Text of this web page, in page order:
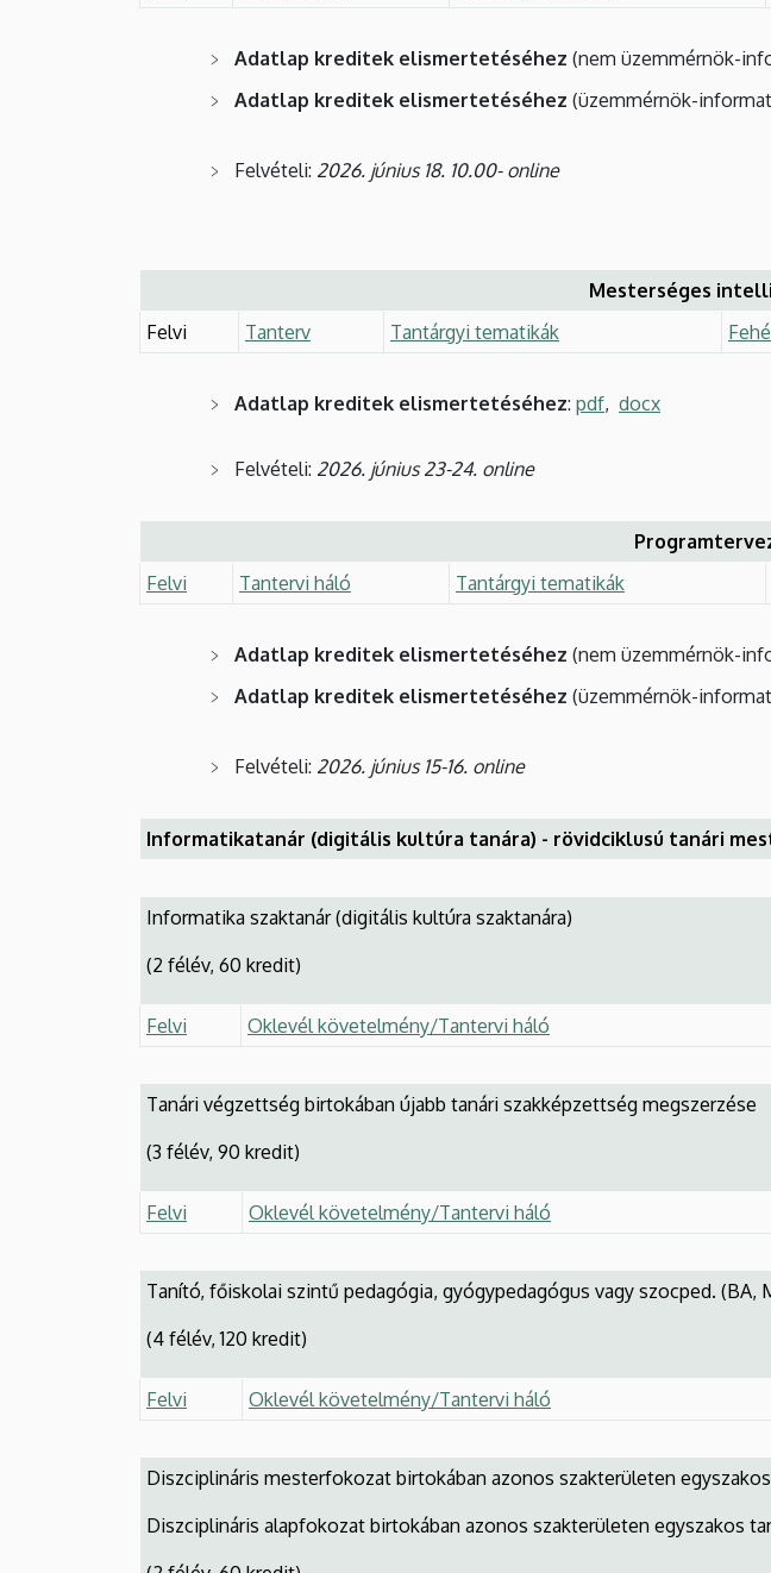
Adatlap kreditek elismertetéséhez (nem üzemmérnök-
Adatlap kreditek elismertetéséhez (üzemmérnök-
Felvételi: 2026. június 18. 10.00- online
Mesterséges
Felvi
Tanterv Tantárgyi tematikák
Adatlap kreditek elismertetéséhez: pdf, docx
Felvételi: 2026. június 23-24. online
Felvi
Tantervi háló Tantárgyi tematikák
Adatlap kreditek elismertetéséhez (nem üzemmérnök-
Adatlap kreditek elismertetéséhez (üzemmérnök-
Felvételi: 2026. június 15-16. online
Informatikatanár (digitális kultúra tanára) - rövidciklusú tanári
Informatika szaktanár (digitális kultúra szaktanára)
(2 félév, 60 kredit)
Felvi Oklevél követelmény/Tantervi háló
Tanári végzettség birtokában újabb tanári szakképzettség megszerzése
(3 félév, 90 kredit)
Felvi Oklevél követelmény/Tantervi háló
Tanító, főiskolai szintű pedagógia, gyógypedagógus vagy szocped.
(4 félév, 120 kredit)
Felvi Oklevél követelmény/Tantervi háló
Diszciplináris mesterfokozat birtokában azonos szakterületen
Diszciplináris alapfokozat birtokában azonos szakterületen egyszakos